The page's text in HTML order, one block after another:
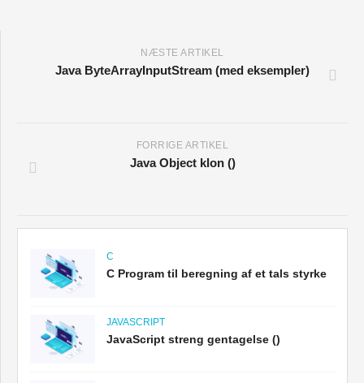
NÆSTE ARTIKEL
Java ByteArrayInputStream (med eksempler)
FORRIGE ARTIKEL
Java Object klon ()
C
C Program til beregning af et tals styrke
JAVASCRIPT
JavaScript streng gentagelse ()